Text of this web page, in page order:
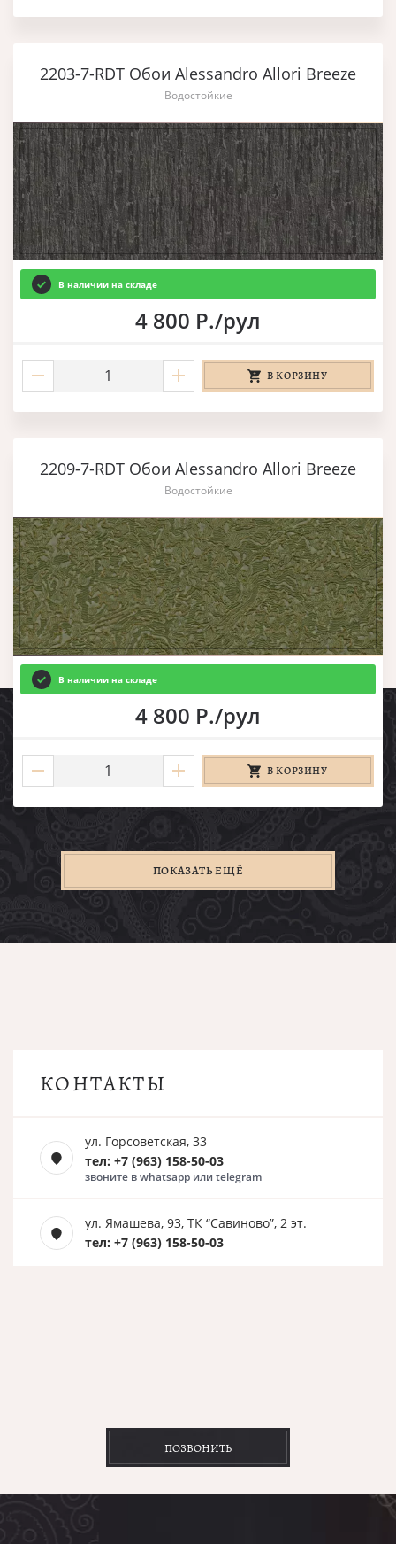
2203-7-RDT Обои Alessandro Allori Breeze
Водостойкие
В наличии на складе
4 800 Р./рул
В КОРЗИНУ
2209-7-RDT Обои Alessandro Allori Breeze
Водостойкие
В наличии на складе
4 800 Р./рул
В КОРЗИНУ
ПОКАЗАТЬ ЕЩЁ
КОНТАКТЫ
ул. Горсоветская, 33
тел: +7 (963) 158-50-03
звоните в whatsapp или telegram
ул. Ямашева, 93, ТК “Савиново”, 2 эт.
тел: +7 (963) 158-50-03
ПОЗВОНИТЬ